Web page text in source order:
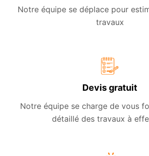
Notre équipe se déplace pour
travaux
Devis gratuit
Notre équipe se charge de vous
détaillé des travaux à